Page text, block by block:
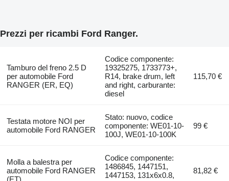
Prezzi per ricambi Ford Ranger.
Tamburo del freno 2.5 D
per automobile Ford
RANGER (ER, EQ)
Codice componente:
19325275, 1733773+,
R14, brake drum, left
and right, carburante:
diesel
115,70 €
Testata motore NOI per
automobile Ford RANGER
Stato: nuovo, codice
componente: WE01-10-
100J, WE01-10-100K
99 €
Molla a balestra per
automobile Ford RANGER
(ET)
Codice componente:
1486845, 1447151,
1447153, 131x6x0.8,
81,82 €